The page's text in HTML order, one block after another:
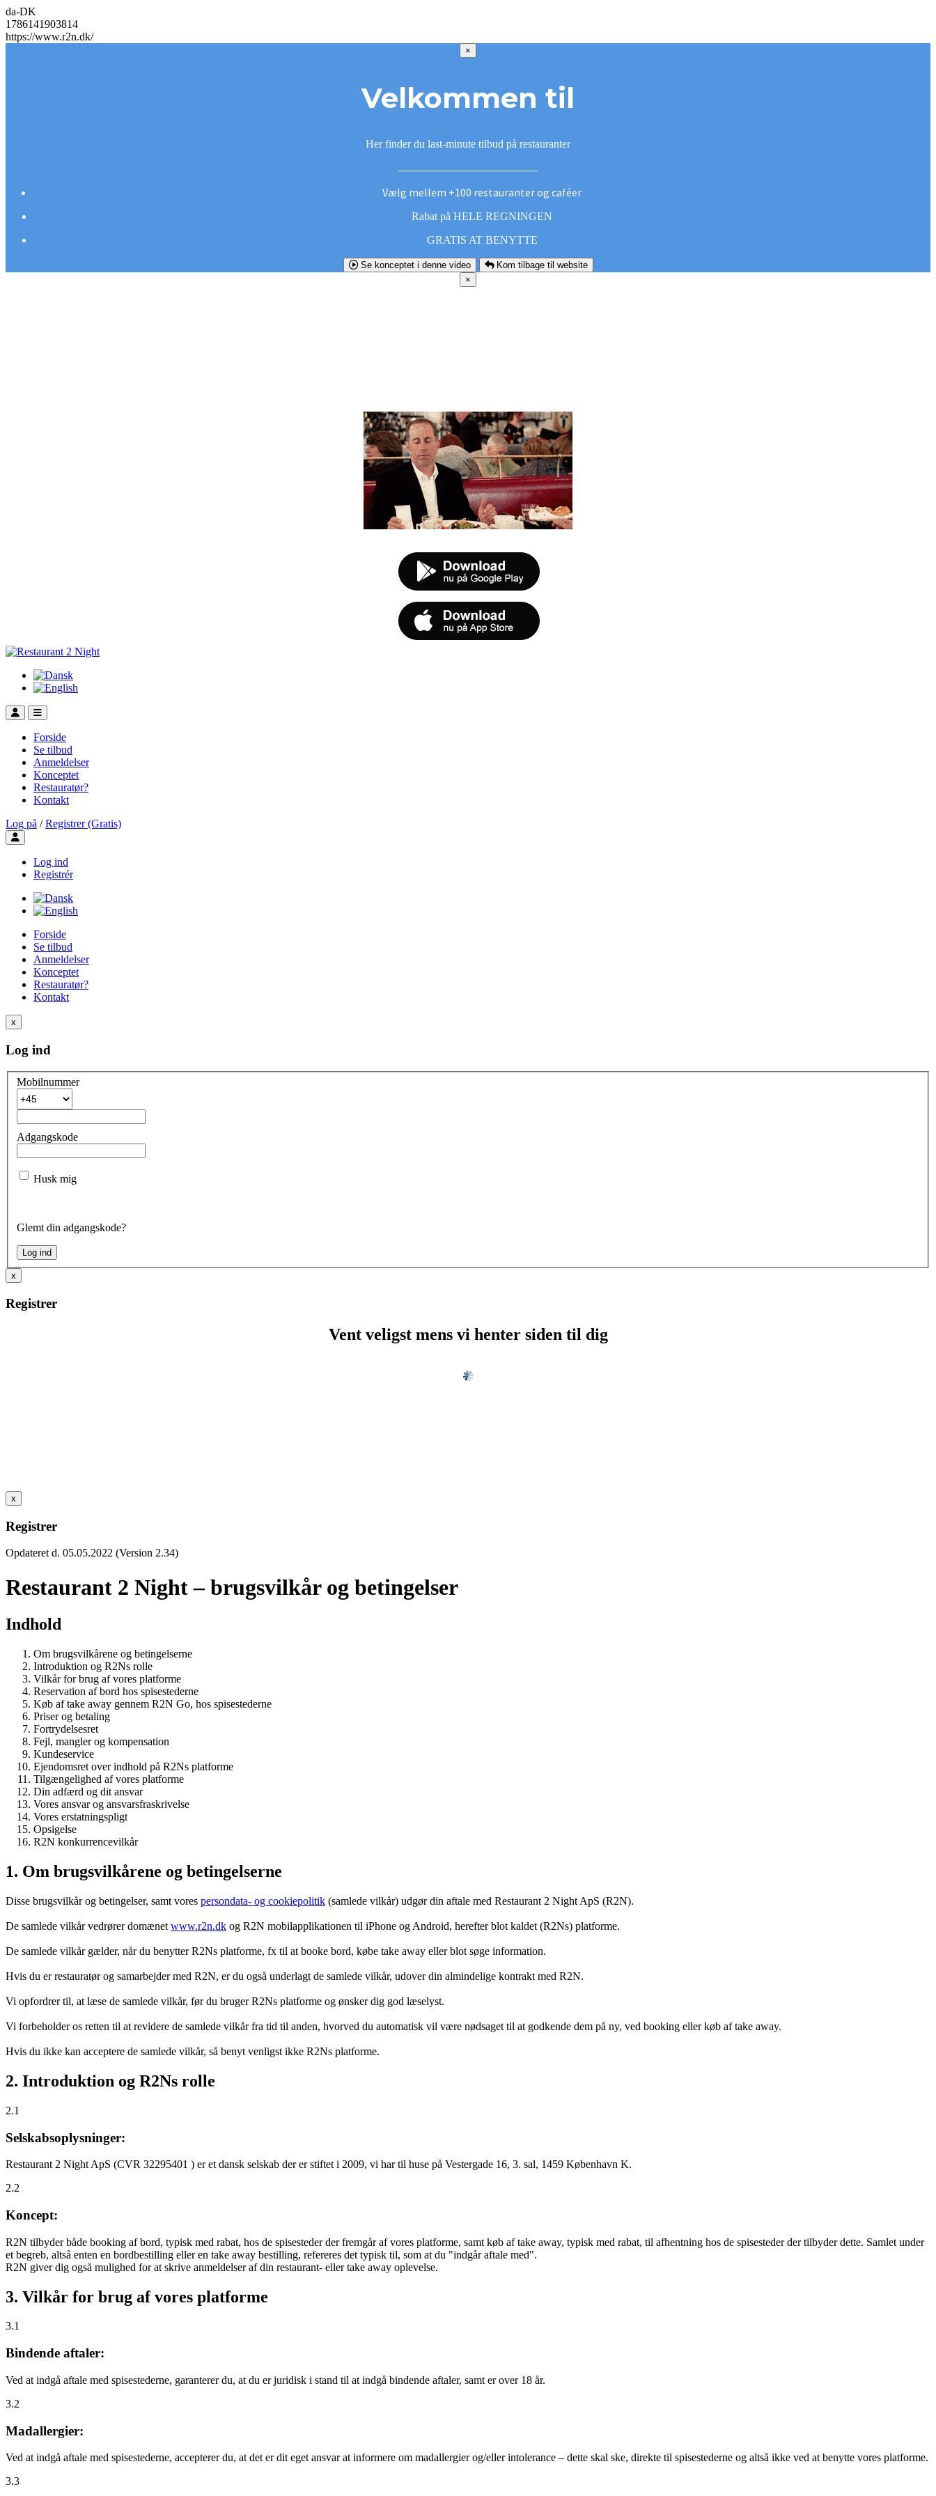
da-DK
1786141903814
https://www.r2n.dk/
×
Velkommen til
Her finder du last-minute tilbud på restauranter
Vælg mellem +100 restauranter og caféer
Rabat på HELE REGNINGEN
GRATIS AT BENYTTE
Se konceptet i denne video
Kom tilbage til website
×
Forside
Se tilbud
Anmeldelser
Konceptet
Restauratør?
Kontakt
Log på / Registrer (Gratis)
Toggle user menu
Log ind
Registrér
Forside
Se tilbud
Anmeldelser
Konceptet
Restauratør?
Kontakt
x
Log ind
Mobilnummer
Adgangskode
Husk mig
Glemt din adgangskode?
x
Registrer
Vent veligst mens vi henter siden til dig
x
Registrer
Opdateret d. 05.05.2022 (Version 2.34)
Restaurant 2 Night – brugsvilkår og betingelser
Indhold
Om brugsvilkårene og betingelserne
Introduktion og R2Ns rolle
Vilkår for brug af vores platforme
Reservation af bord hos spisestederne
Køb af take away gennem R2N Go, hos spisestederne
Priser og betaling
Fortrydelsesret
Fejl, mangler og kompensation
Kundeservice
Ejendomsret over indhold på R2Ns platforme
Tilgængelighed af vores platforme
Din adfærd og dit ansvar
Vores ansvar og ansvarsfraskrivelse
Vores erstatningspligt
Opsigelse
R2N konkurrencevilkår
1. Om brugsvilkårene og betingelserne
Disse brugsvilkår og betingelser, samt vores persondata- og cookiepolitik (samlede vilkår) udgør din aftale med Restaurant 2 Night ApS (R2N).
De samlede vilkår vedrører domænet www.r2n.dk og R2N mobilapplikationen til iPhone og Android, herefter blot kaldet (R2Ns) platforme.
De samlede vilkår gælder, når du benytter R2Ns platforme, fx til at booke bord, købe take away eller blot søge information.
Hvis du er restauratør og samarbejder med R2N, er du også underlagt de samlede vilkår, udover din almindelige kontrakt med R2N.
Vi opfordrer til, at læse de samlede vilkår, før du bruger R2Ns platforme og ønsker dig god læselyst.
Vi forbeholder os retten til at revidere de samlede vilkår fra tid til anden, hvorved du automatisk vil være nødsaget til at godkende dem på ny, ved booking eller køb af take away.
Hvis du ikke kan acceptere de samlede vilkår, så benyt venligst ikke R2Ns platforme.
2. Introduktion og R2Ns rolle
2.1
Selskabsoplysninger:
Restaurant 2 Night ApS (CVR 32295401 ) er et dansk selskab der er stiftet i 2009, vi har til huse på Vestergade 16, 3. sal, 1459 København K.
2.2
Koncept:
R2N tilbyder både booking af bord, typisk med rabat, hos de spisesteder der fremgår af vores platforme, samt køb af take away, typisk med rabat, til afhentning hos de spisesteder der tilbyder dette. Samlet under
et begreb, altså enten en bordbestilling eller en take away bestilling, refereres det typisk til, som at du "indgår aftale med".
R2N giver dig også mulighed for at skrive anmeldelser af din restaurant- eller take away oplevelse.
3. Vilkår for brug af vores platforme
3.1
Bindende aftaler:
Ved at indgå aftale med spisestederne, garanterer du, at du er juridisk i stand til at indgå bindende aftaler, samt er over 18 år.
3.2
Madallergier:
Ved at indgå aftale med spisestederne, accepterer du, at det er dit eget ansvar at informere om madallergier og/eller intolerance – dette skal ske, direkte til spisestederne og altså ikke ved at benytte vores platforme.
3.3